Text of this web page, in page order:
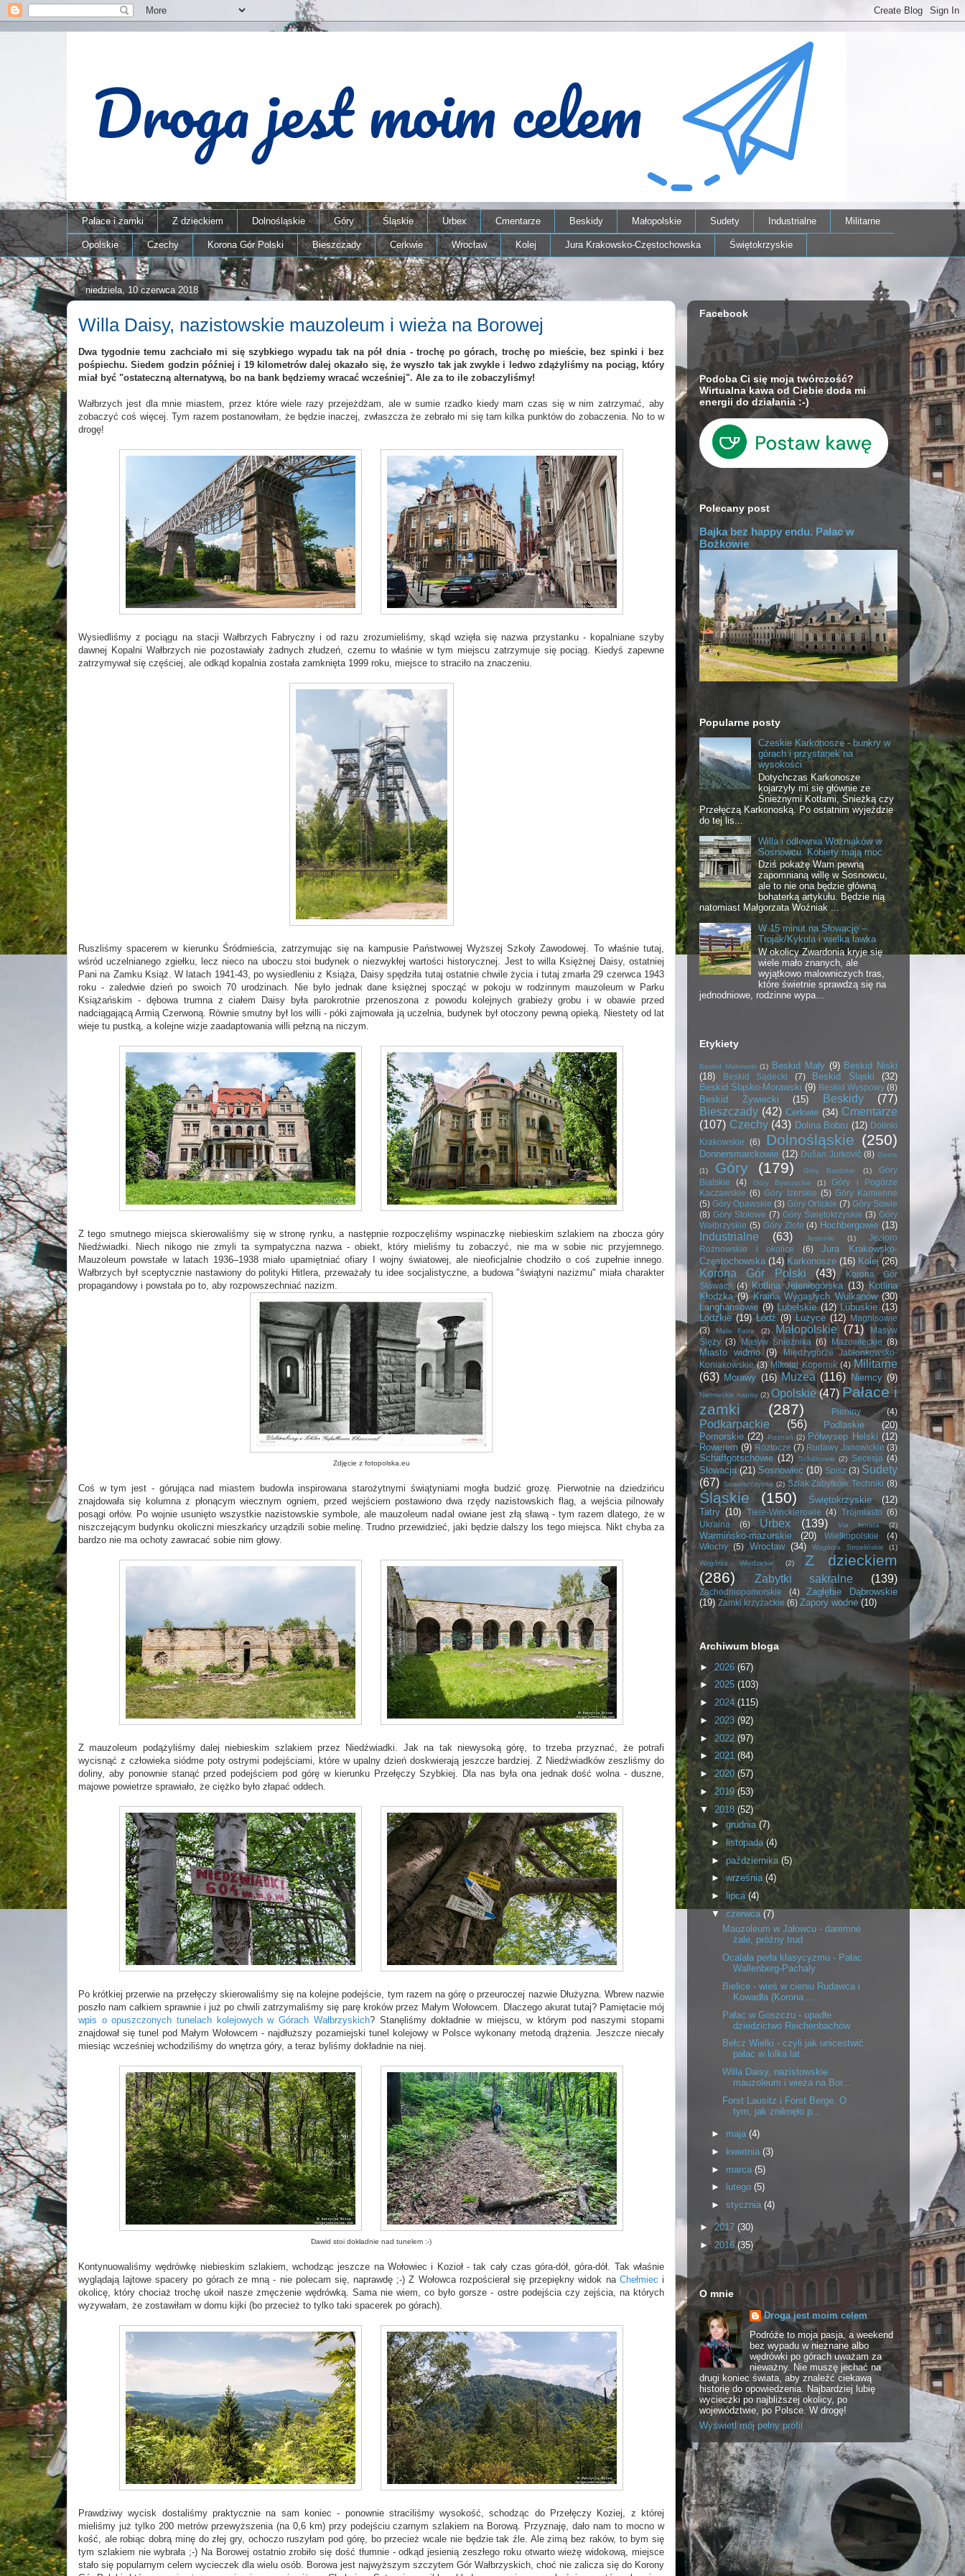
Pałace i zamki Z dzieckiem Dolnośląskie Góry Śląskie Urbex Cmentarze Beskidy Małopolskie Sudety Industrialne Militarne
Opolskie Czechy Korona Gór Polski Bieszczady Cerkwie Wrocław Kolej Jura Krakowsko-Częstochowska Świętokrzyskie
niedziela, 10 czerwca 2018
Willa Daisy, nazistowskie mauzoleum i wieża na Borowej
Dwa tygodnie temu zachciało mi się szybkiego wypadu tak na pół dnia - trochę po górach, trochę po mieście, bez spinki i bez
pośpiechu. Siedem godzin później i 19 kilometrów dalej okazało się, że wyszło tak jak zwykle i ledwo zdążyliśmy na pociąg, który
miał być "ostateczną alternatywą, bo na bank będziemy wracać wcześniej". Ale za to ile zobaczyliśmy!
Wałbrzych jest dla mnie miastem, przez które wiele razy przejeżdżam, ale w sumie rzadko kiedy mam czas się w nim zatrzymać, aby
zobaczyć coś więcej. Tym razem postanowiłam, że będzie inaczej, zwłaszcza że zebrało mi się tam kilka punktów do zobaczenia. No to w
drogę!
Wysiedliśmy z pociągu na stacji Wałbrzych Fabryczny i od razu zrozumieliśmy, skąd wzięła się nazwa przystanku - kopalniane szyby
dawnej Kopalni Wałbrzych nie pozostawiały żadnych złudzeń, czemu to właśnie w tym miejscu zatrzymuje się pociąg. Kiedyś zapewne
zatrzymywał się częściej, ale odkąd kopalnia została zamknięta 1999 roku, miejsce to straciło na znaczeniu.
Ruszliśmy spacerem w kierunku Śródmieścia, zatrzymując się na kampusie Państwowej Wyższej Szkoły Zawodowej. To właśnie tutaj,
wśród uczelnianego zgiełku, lecz nieco na uboczu stoi budynek o niezwykłej wartości historycznej. Jest to willa Księżnej Daisy, ostatniej
Pani na Zamku Książ. W latach 1941-43, po wysiedleniu z Książa, Daisy spędziła tutaj ostatnie chwile życia i tutaj zmarła 29 czerwca 1943
roku - zaledwie dzień po swoich 70 urodzinach. Nie było jednak dane księżnej spocząć w pokoju w rodzinnym mauzoleum w Parku
Książańskim - dębowa trumna z ciałem Daisy była parokrotnie przenoszona z powodu kolejnych grabieży grobu i w obawie przed
nadciągającą Armią Czerwoną. Równie smutny był los willi - póki zajmowała ją uczelnia, budynek był otoczony pewną opieką. Niestety od lat
wieje tu pustką, a kolejne wizje zaadaptowania willi pełzną na niczym.
Z tego smutnego miejsca skierowaliśmy się w stronę rynku, a następnie rozpoczęliśmy wspinaczkę niebieskim szlakiem na zbocza góry
Niedźwiadki. Niech nikogo nie zmyli ta sympatyczna nazwa - obiekt, który mieliśmy tu zobaczyć, nie ma w sobie nic przyjemnego.
Mauzoleum powstałe w latach 1936–1938 miało upamiętniać ofiary I wojny światowej, ale nieoficjalnie chodziło o coś zupełnie innego.
Wałbrzych był sceptycznie nastawiony do polityki Hitlera, przeważały tu idee socjalistyczne, a budowa "świątyni nazizmu" miała charakter
propagandowy i powstała po to, aby rozpowszechniać nazizm.
Zdjęcie z fotopolska.eu
Coś w tym jest - górująca nad miastem budowla inspirowana starożytnymi świątyniami mogła budzić grozę. Pierwotnie na dziedzińcu
znajdowała się kolumna z płonącym wiecznym ogniem, przed wejściem postawiono dwa rzędy nazistowskich flag, a wejścia pilnowały
posągi orłów. Po wojnie usunięto wszystkie nazistowskie symbole, ale mauzoleum nadal owiane jest złą sławą - tym razem dlatego, że w
niszczejącym budynku okoliczni mieszkańcy urządzili sobie melinę. Trudno przewidzieć, jaki będzie dalszy los tego miejsca. Nikt chyba za
bardzo nie ma ochoty zawracać sobie nim głowy.
Z mauzoleum podążyliśmy dalej niebieskim szlakiem przez Niedźwiadki. Jak na tak niewysoką górę, to trzeba przyznać, że potrafi
wycisnąć z człowieka siódme poty ostrymi podejściami, które w upalny dzień doskwierają jeszcze bardziej. Z Niedźwiadków zeszliśmy do
doliny, aby ponownie stanąć przed podejściem pod górę w kierunku Przełęczy Szybkiej. Dla nas była ona jednak dość wolna - duszne,
majowe powietrze sprawiało, że ciężko było złapać oddech.
Po krótkiej przerwie na przełęczy skierowaliśmy się na kolejne podejście, tym razem na górę o przeuroczej nazwie Dłużyzna. Wbrew nazwie
poszło nam całkiem sprawnie i już po chwili zatrzymaliśmy się parę kroków przez Małym Wołowcem. Dlaczego akurat tutaj? Pamiętacie mój
wpis o opuszczonych tunelach kolejowych w Górach Wałbrzyskich? Stanęliśmy dokładnie w miejscu, w którym pod naszymi stopami
znajdował się tunel pod Małym Wołowcem - najdłuższy pozamiejski tunel kolejowy w Polsce wykonany metodą drążenia. Jeszcze niecały
miesiąc wcześniej wchodziliśmy do wnętrza góry, a teraz byliśmy dokładnie na niej.
Dawid stoi dokładnie nad tunelem :-)
Kontynuowaliśmy wędrówkę niebieskim szlakiem, wchodząc jeszcze na Wołowiec i Kozioł - tak cały czas góra-dół, góra-dół. Tak właśnie
wyglądają lajtowe spacery po górach ze mną - nie polecam się, naprawdę ;-) Z Wołowca rozpościerał się przepiękny widok na Chełmiec i
okolicę, który chociaż trochę ukoił nasze zmęczenie wędrówką. Sama nie wiem, co było gorsze - ostre podejścia czy zejścia, na których
wyzywałam, że zostawiłam w domu kijki (bo przecież to tylko taki spacerek po górach).
Prawdziwy wycisk dostaliśmy praktycznie na sam koniec - ponownie straciliśmy wysokość, schodząc do Przełęczy Koziej, z której
mieliśmy już tylko 200 metrów przewyższenia (na 0,6 km) przy podejściu czarnym szlakiem na Borową. Przyznaję, dało nam to mocno w
kość, ale robiąc dobrą minę do złej gry, ochoczo ruszyłam pod górę, bo przecież wcale nie będzie tak źle. Ale zimą bez raków, to bym się
tym szlakiem nie wybrała ;-) Na Borowej ostatnio zrobiło się dość tłumnie - odkąd jesienią zeszłego roku otwarto wieżę widokową, miejsce
stało się popularnym celem wycieczek dla wielu osób. Borowa jest najwyższym szczytem Gór Wałbrzyskich, choć nie zalicza się do Korony
Facebook
Podoba Ci się moja twórczość?
Wirtualna kawa od Ciebie doda mi
energii do działania :-)
Polecany post
Bajka bez happy endu. Pałac w
Bożkowie
Popularne posty
Czeskie Karkonosze - bunkry w
górach i przystanek na
wysokości
Dotychczas Karkonosze
kojarzyły mi się głównie ze
Śnieżnymi Kotłami, Śnieżką czy
Przełęczą Karkonoską. Po ostatnim wyjeździe
do tej lis...
Willa i odlewnia Woźniaków w
Sosnowcu. Kobiety mają moc
Dziś pokażę Wam pewną
zapomnianą willę w Sosnowcu,
ale to nie ona będzie główną
bohaterką artykułu. Będzie nią
natomiast Małgorzata Woźniak ...
W 15 minut na Słowację –
Trojak/Kykula i wielka ławka
W okolicy Zwardonia kryje się
wiele mało znanych, ale
wyjątkowo malowniczych tras,
które świetnie sprawdzą się na
jednodniowe, rodzinne wypa...
Etykiety
Beskid Makowski (1) Beskid Mały (9) Beskid Niski
(18)
Beskid Sądecki (7) Beskid Śląski
(32)
Beskid Śląsko-Morawski (9) Beskid Wyspowy (8)
Beskid Żywiecki (15) Beskidy
(77)
Bieszczady (42) Cerkwie (34) Cmentarze
(107) Czechy (43) Dolina Bobru (12) Dolinki
Krakowskie
(6) Dolnośląskie (250)
Donnersmarckowie (12) Dušan Jurkovič (8) Gorce
(1)
Góry (179) Góry Bardzkie (1)
Góry
Bialskie
(4) Góry Bystrzyckie (1)
Góry i Pogórze
Kaczawskie (6) Góry Izerskie (5) Góry Kamienne
(5) Góry Opawskie (3) Góry Orlickie (7) Góry Sowie
(8) Góry Stołowe (7) Góry Świętokrzyskie (3) Góry
Wałbrzyskie (5) Góry Złote (4) Hochbergowie (13)
Industrialne (63) Jesioniki (1)
Jezioro
Rożnowskie i okolice
(6)
Jura Krakowsko-
Częstochowska (14) Karkonosze (16) Kolej (26)
Korona Gór Polski (43)
Korona Gór
Słowacji (4) Kotlina Jeleniogórska (13) Kotlina
Kłodzka (9) Kraina Wygasłych Wulkanów (30)
Langhansowie (9) Lubelskie (12) Lubuskie (13)
Łódzkie (19) Łódź (9) Łużyce (12) Magnisowie
(3)
Mała Fatra (2) Małopolskie (71)
Masyw
Ślęży (3) Masyw Śnieżnika (6) Mazowieckie (8)
Miasto widmo (9)
Międzygórze Jabłonkowsko-
Koniakowskie (3) Mikołaj Kopernik (4) Militarne
(63) Morawy (16) Muzea (116) Niemcy (9)
Niemieckie napisy (2) Opolskie (47) Pałace i
zamki
(287) Pieniny (4)
Podkarpackie (56) Podlaskie
(20)
Pomorskie (22) Poznań (2) Półwysep Helski (12)
Rowerem (9) Roztocze (7) Rudawy Janowickie (3)
Schaffgotschowie (12) Schönowie (2) Secesja (4)
Słowacja (21) Sosnowiec (10) Spisz (3) Sudety
(67) Suwalszczyzna (2) Szlak Zabytków Techniki (8)
Śląskie (150) Świętokrzyskie
(12)
Tatry (10) Tiele-Wincklerowie (4) Trójmiasto (6)
Ukraina
(6) Urbex (139) Via ferrata (2)
Warmińsko-mazurskie (20) Wielkopolskie
(4)
Włochy (5) Wrocław (34) Wzgórza Strzelińskie
(1)
Wzgórza Włodzickie
(2)
Z dzieckiem
(286)
Zabytki sakralne (139)
Zachodniopomorskie (4)
Zagłębie Dąbrowskie
(19) Zamki krzyżackie (6) Zapory wodne (10)
Archiwum bloga
► 2026 (67)
► 2025 (103)
► 2024 (115)
► 2023 (92)
► 2022 (97)
► 2021 (84)
►2020 (57)
► 2019 (53)
▼ 2018 (52)
► grudnia (7)
►
listopada (4)
►października (5)
► września (4)
►
lipca (4)
▼ czerwca (7)
Mauzoleum w Jałowcu - daremne
żale, próżny trud
Ocalała perła klasycyzmu - Pałac
Wallenberg-Pachaly
Bielice - wieś w cieniu Rudawca i
Kowadła (Korona ...
Pałac w Goszczu - upadłe
dziedzictwo Reichenbachów
Bełcz Wielki - czyli jak unicestwić
pałac w kilka lat
Willa Daisy, nazistowskie
mauzoleum i wieża na Bor...
Forst Lausitz i Forst Berge. O
tym, jak zniknęło p...
► maja (4)
►
kwietnia (3)
► marca (5)
►
lutego (5)
► stycznia (4)
►2017 (30)
► 2016(35)
O mnie
Droga jest moim celem
Podróże to moja pasja, a weekend
bez wypadu w nieznane albo
wędrówki po górach uważam za
nieważny. Nie muszę jechać na
drugi koniec świata, aby znaleźć ciekawą
historię do opowiedzenia. Najbardziej lubię
wycieczki po najbliższej okolicy, po
województwie, po Polsce. W drogę!
Wyświetl mój pełny profil